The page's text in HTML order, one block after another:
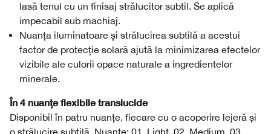
lasă tenul cu un finisaj strălucitor subtil. Se aplică
impecabil sub machiaj.
Nuanța iluminatoare și strălucirea subtilă a acestui
factor de protecție solară ajută la minimizarea efectelor
vizibile ale culorii opace naturale a ingredientelor
minerale.
În 4 nuanțe flexibile translucide
Disponibil în patru nuanțe, fiecare cu o acoperire lejeră și
o strălucire subtilă. Nuanțe: 01. Light, 02. Medium, 03.